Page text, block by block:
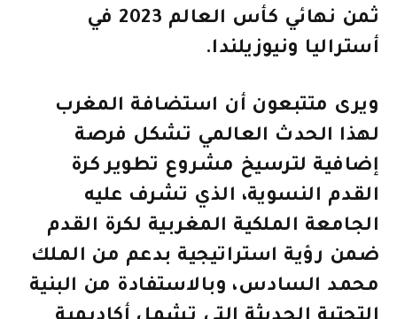
ثمن نهائي كأس العالم 2023 في
أستراليا ونيوزيلندا.
ويرى متتبعون أن استضافة المغرب
لهذا الحدث العالمي تشكل فرصة
إضافية لترسيخ مشروع تطوير كرة
القدم النسوية، الذي تشرف عليه
الجامعة الملكية المغربية لكرة القدم
ضمن رؤية استراتيجية بدعم من الملك
محمد السادس، وبالاستفادة من البنية